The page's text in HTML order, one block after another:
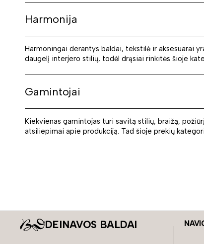
Harmonija
Harmoningai derantys baldai, tekstilė ir aksesuarai
daugelį interjero stilių, todėl drąsiai rinkitės šioje
Gamintojai
Kiekvienas gamintojas turi savitą stilių, braižą,
atsiliepimai apie produkciją. Tad šioje prekių
DEINAVOS BALDAI